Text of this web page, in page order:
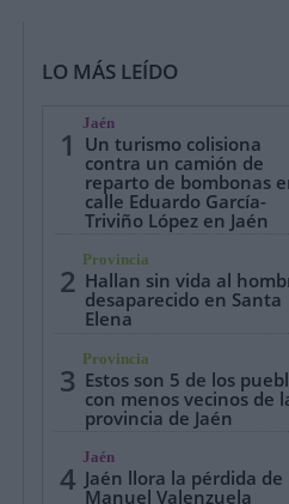
Jaén, Pueblo a Pueblo Gente
LO MÁS LEÍDO
1
Jaén
Un turismo colisiona
contra un camión de
reparto de bombonas
calle Eduardo García-
Triviño López en Jaén
2
Provincia
Hallan sin vida al
desaparecido en Santa
Elena
3
Provincia
Estos son 5 de los
con menos vecinos de
provincia de Jaén
4
Jaén
Jaén llora la pérdida de
Manuel Valenzuela